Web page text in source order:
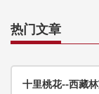
热门文章
十里桃花--西藏